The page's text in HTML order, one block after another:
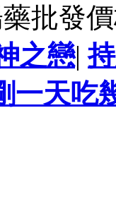
批發
之戀|
一天吃